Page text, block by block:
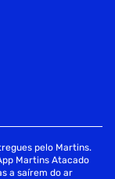
pelo Martins.
Martins Atacado
a saírem do ar